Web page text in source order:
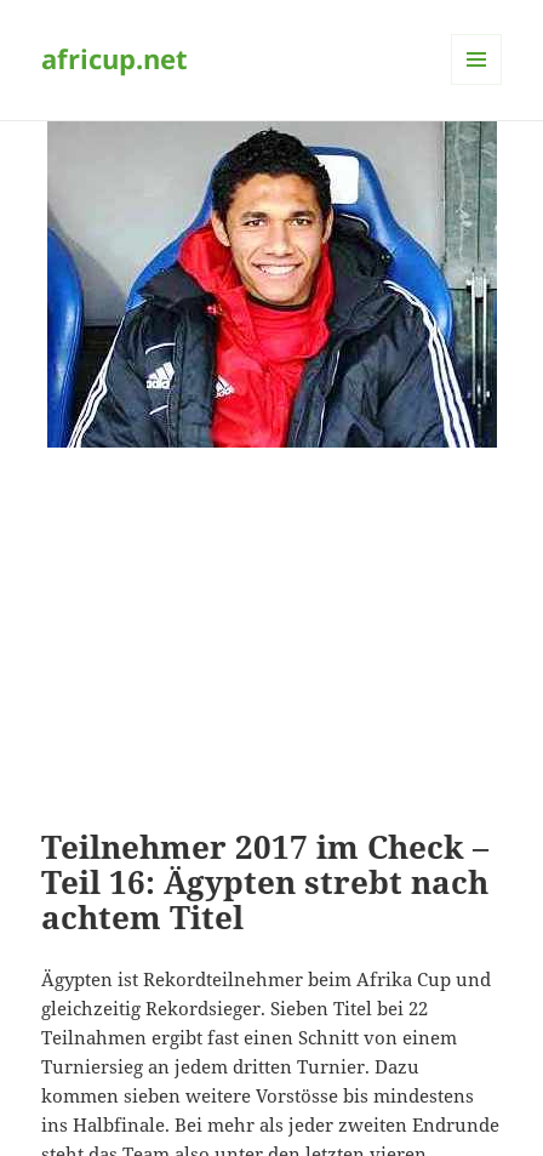
africup.net
WIDGETS
Teilnehmer 2017 im Check –
Teil 16: Ägypten strebt nach
achtem Titel
Ägypten ist Rekordteilnehmer beim Afrika Cup und
gleichzeitig Rekordsieger. Sieben Titel bei 22
Teilnahmen ergibt fast einen Schnitt von einem
Turniersieg an jedem dritten Turnier. Dazu
kommen sieben weitere Vorstösse bis mindestens
ins Halbfinale. Bei mehr als jeder zweiten Endrunde